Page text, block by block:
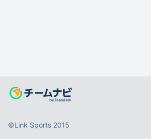
©️Link Sports 2015